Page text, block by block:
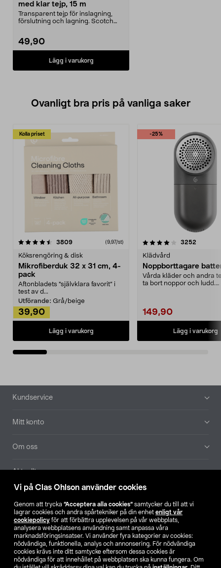
Vi på Clas Ohlson använder cookies
Genom att trycka ”Acceptera alla cookies” samtycker du till att vi
lagrar cookies och andra spårtekniker på din enhet enligt vår
cookiepolicy för att förbättra upplevelsen på vår webbplats,
analysera webbplatsens användning samt anpassa våra
marknadsföringsinsatser. Vi använder fyra kategorier av cookies:
nödvändiga, funktionella, analys och annonsering. För nödvändiga
cookies krävs inte ditt samtycke eftersom dessa cookies är
nödvändiga för att innehållet på webbplatsen ska kunna fungera. Om
med klar tejp, 15 m
Transparent tejp för inslagning,
förslutning och lagning. Scotch
49,90
Lägg i varukorg
Ovanligt bra pris på vanliga saker
Kolla priset
3809recensioner (9,97/st)
Köksrengöring & disk
Mikrofiberduk 32 x 31 cm, 4-
pack
Aftonbladets "självklara favorit” i
test av d...
Utförande: Grå/beige
39,90
Lägg i varukorg
-25%
4.0av 5 stjärnor 3252
Klädvård
Noppborttagare
Vårda kläder och andra
ta bort noppor och ludd.
149,90
Lägg i varukorg
4.5av 5 stjärnor
Sidfot
Kundservice
Mitt konto
Om oss
Aktuellt
Hitta butik
SE NO FI